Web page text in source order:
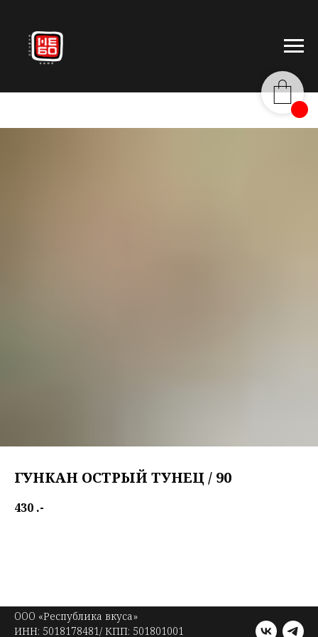
ГУНКАН ОСТРЫЙ ТУНЕЦ / 90
430 .-
OOO «Республика вкуса»
ИНН: 5018178481/ КПП: 501801001